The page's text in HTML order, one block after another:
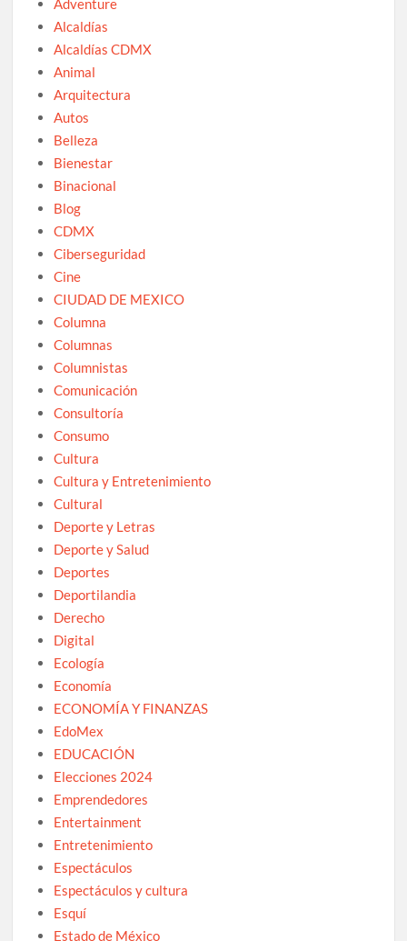
Adventure
Alcaldías
Alcaldías CDMX
Animal
Arquitectura
Autos
Belleza
Bienestar
Binacional
Blog
CDMX
Ciberseguridad
Cine
CIUDAD DE MEXICO
Columna
Columnas
Columnistas
Comunicación
Consultoría
Consumo
Cultura
Cultura y Entretenimiento
Cultural
Deporte y Letras
Deporte y Salud
Deportes
Deportilandia
Derecho
Digital
Ecología
Economía
ECONOMÍA Y FINANZAS
EdoMex
EDUCACIÓN
Elecciones 2024
Emprendedores
Entertainment
Entretenimiento
Espectáculos
Espectáculos y cultura
Esquí
Estado de México